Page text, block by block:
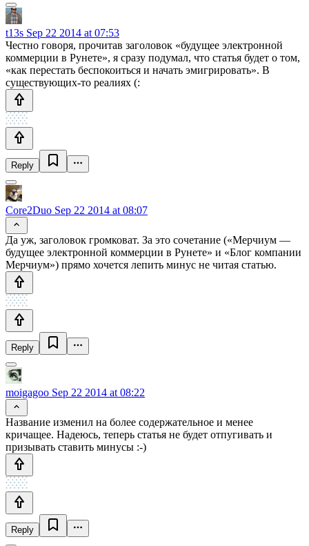
t13s Sep 22 2014 at 07:53
Честно говоря, прочитав заголовок «будущее электронной
коммерции в Рунете», я сразу подумал, что статья будет о том,
«как перестать беспокоиться и начать эмигрировать». В
существующих-то реалиях (:
Reply
Core2Duo Sep 22 2014 at 08:07
Да уж, заголовок громковат. За это сочетание («Мерчиум —
будущее электронной коммерции в Рунете» и «Блог компании
Мерчиум») прямо хочется лепить минус не читая статью.
Reply
moigagoo Sep 22 2014 at 08:22
Название изменил на более содержательное и менее
кричащее. Надеюсь, теперь статья не будет отпугивать и
призывать ставить минусы :-)
Reply